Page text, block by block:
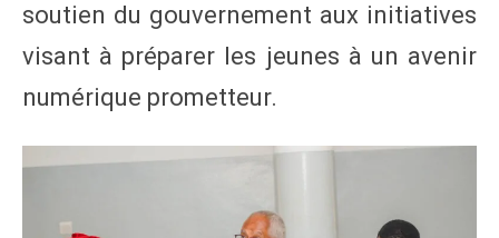
soutien du gouvernement aux initiatives
visant à préparer les jeunes à un avenir
numérique prometteur.